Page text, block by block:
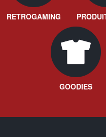
RETROGAMING
GOODIES